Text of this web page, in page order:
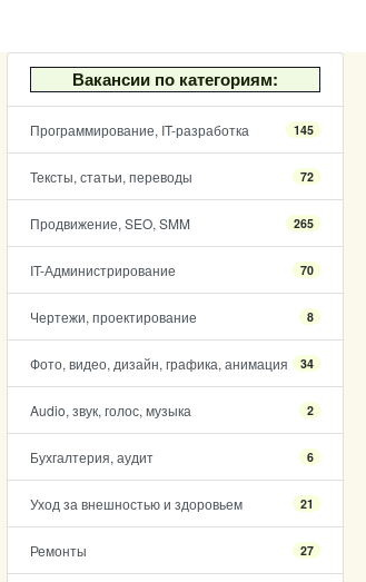
Вакансии по категориям:
Программирование, IT-разработка 145
Тексты, статьи, переводы 72
Продвижение, SEO, SMM 265
IT-Администрирование 70
Чертежи, проектирование 8
Фото, видео, дизайн, графика, анимация 34
Audio, звук, голос, музыка 2
Бухгалтерия, аудит 6
Уход за внешностью и здоровьем 21
Ремонты 27